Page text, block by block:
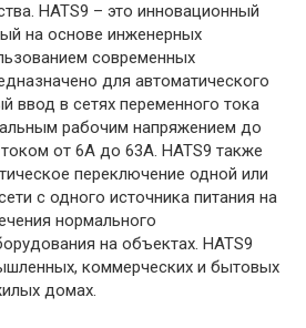
HATS9 – это инновационный
на основе инженерных
современных
для автоматического
ввод в сетях переменного тока
рабочим напряжением до
от 6А до 63А. HATS9 также
переключение одной или
с одного источника питания на
нормального
на объектах. HATS9
коммерческих и бытовых
домах.